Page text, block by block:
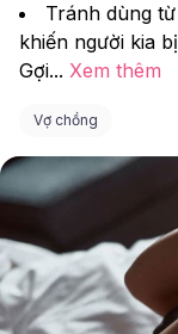
Tránh dùng
khiến người kia
Gợi... Xem thêm
Vợ chồng